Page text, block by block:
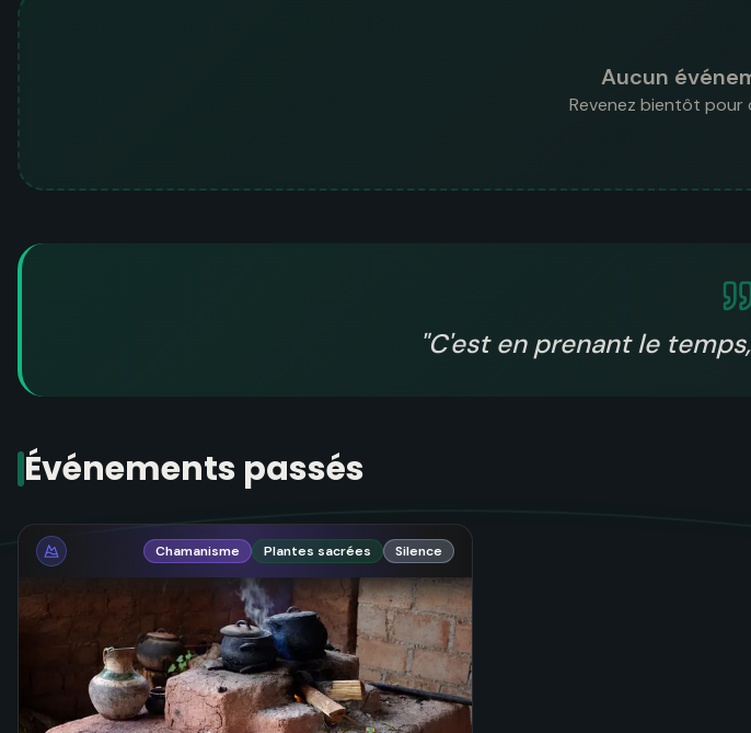
Aucun
Revenez bientôt pour
"C'est en prenant le
Événements passés
Chamanisme Plantes sacrées Silence